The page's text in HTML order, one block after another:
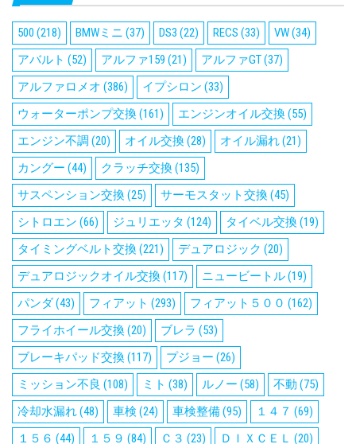
500 (218) BMWミニ (37) DS3 (22) RECS (33) VW(34)
アバルト (52) アルファ159 (21) アルファGT(37)
アルファロメオ (386) イプシロン (33)
ウォーターポンプ交換(161) エンジンオイル交換(55)
エンジン不調 (20) オイル交換(28) オイル漏れ(21)
カングー (44) クラッチ交換(135)
サスペンション交換(25) サーモスタット交換(45)
シトロエン (66) ジュリエッタ (124) タイベル交換(19)
タイミングベルト交換(221) デュアロジック (20)
デュアロジックオイル交換(117) ニュービートル(19)
パンダ(43) フィアット (293) フィアット５００ (162)
フライホイール交換(20) ブレラ (53)
ブレーキパッド交換(117) プジョー (26)
ミッション不良 (108) ミト (38) ルノー (58) 不動 (75)
冷却水漏れ(48) 車検 (24) 車検整備(95) １４７ (69)
１５６ (44) １５９ (84) Ｃ３ (23) ＤＩＸＣＥＬ (20)